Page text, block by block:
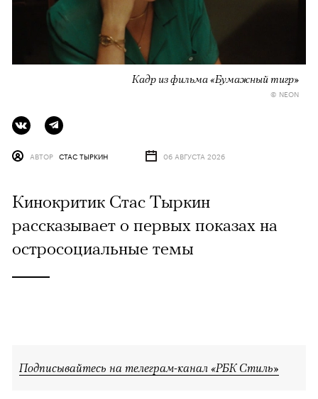
Кадр из фильма «Бумажный тигр»
© NEON
АВТОР СТАС ТЫРКИН 06 АВГУСТА 2026
Кинокритик Стас Тыркин
рассказывает о первых показах на
остросоциальные темы
Подписывайтесь на телеграм-канал «РБК Стиль»